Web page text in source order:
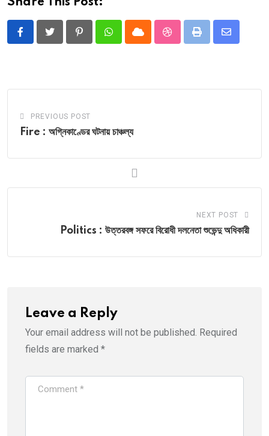
Share This Post:
PinterestWhatsappCloud StumbleUpon
Print
Share
PREVIOUS POST
Fire : অগ্নিকাণ্ডের ঘটনায় চাঞ্চল্য
NEXT POST
Politics : উত্তরবঙ্গ সফরে বিরোধী দলনেতা শুভেন্দু অধিকারী
Leave a Reply
Your email address will not be published. Required
fields are marked *